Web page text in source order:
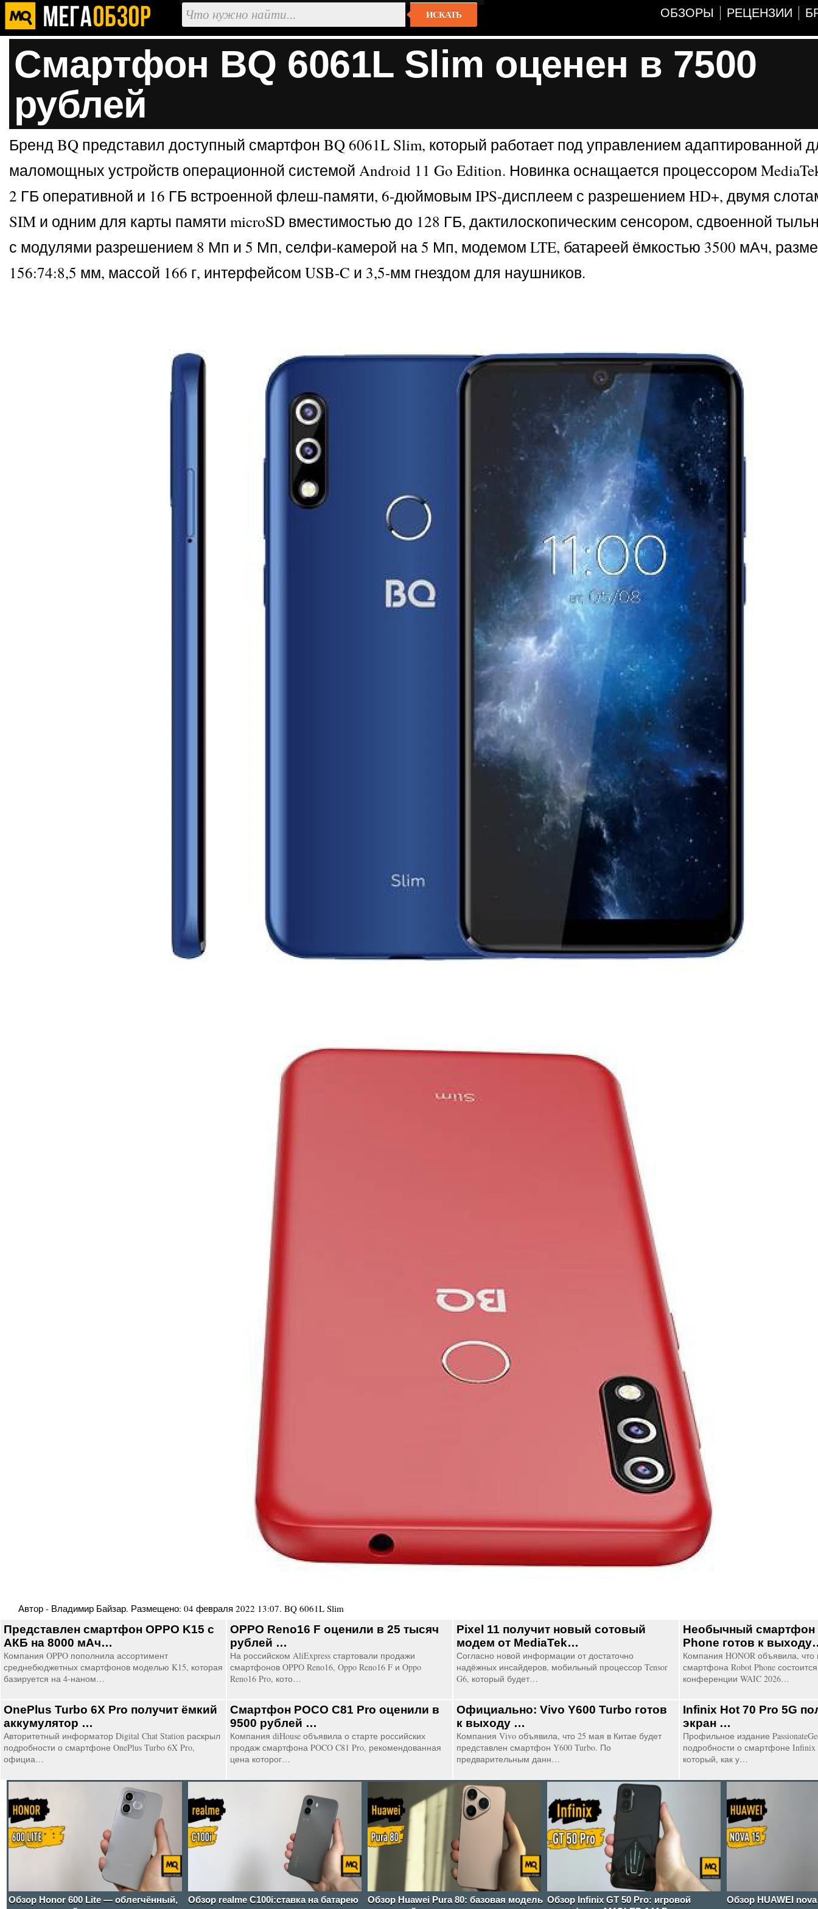
ИСКАТЬ ОБЗОРЫ РЕЦЕНЗИИ
Смартфон BQ 6061L Slim оценен в 7500
рублей
Бренд BQ представил доступный смартфон BQ 6061L Slim, который работает под управлением адаптированной
маломощных устройств операционной системой Android 11 Go Edition. Новинка оснащается процессором
2 ГБ оперативной и 16 ГБ встроенной флеш-памяти, 6-дюймовым IPS-дисплеем с разрешением HD+, двумя
SIM и одним для карты памяти microSD вместимостью до 128 ГБ, дактилоскопическим сенсором, сдвоенной
с модулями разрешением 8 Мп и 5 Мп, селфи-камерой на 5 Мп, модемом LTE, батареей ёмкостью 3500 мАч,
156:74:8,5 мм, массой 166 г, интерфейсом USB-C и 3,5-мм гнездом для наушников.
Автор - Владимир Байзар. Размещено: 04 февраля 2022 13:07. BQ 6061L Slim
Представлен смартфон OPPO K15 с
АКБ на 8000 мАч…
Компания OPPO пополнила ассортимент
среднебюджетных смартфонов моделью K15, которая
базируется на 4-наном…
OPPO Reno16 F оценили в 25 тысяч
рублей …
На российском AliExpress стартовали продажи
смартфонов OPPO Reno16, Oppo Reno16 F и Oppo
Reno16 Pro, кото…
Pixel 11 получит новый сотовый
модем от MediaTek…
Согласно новой информации от достаточно
надёжных инсайдеров, мобильный процессор Tensor
G6, который будет…
Необычный смартфон
Phone готов к
Компания HONOR объявила, что
смартфона Robot Phone
конференции WAIC 2026…
OnePlus Turbo 6X Pro получит ёмкий
аккумулятор …
Авторитетный информатор Digital Chat Station раскрыл
подробности о смартфоне OnePlus Turbo 6X Pro,
официа…
Смартфон POCO C81 Pro оценили в
9500 рублей …
Компания diHouse объявила о старте российских
продаж смартфона POCO C81 Pro, рекомендованная
цена которог…
Официально: Vivo Y600 Turbo готов
к выходу …
Компания Vivo объявила, что 25 мая в Китае будет
представлен смартфон Y600 Turbo. По
предварительным данн…
Infinix Hot 70 Pro 5G
экран …
Профильное издание
подробности о смартфоне Infinix
который, как у…
Обзор Honor 600 Lite — облегчённый,
Обзор realme C100i:ставка на батарею
Обзор Huawei Pura 80: базовая модель Обзор Infinix GT 50 Pro: игровой
Обзор HUAWEI